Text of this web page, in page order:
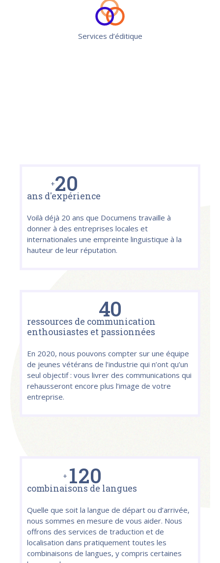
Services d’éditique
+20
ans d'expérience
Voilà déjà 20 ans que Documens travaille à
donner à des entreprises locales et
internationales une empreinte linguistique à la
hauteur de leur réputation.
40
ressources de communication
enthousiastes et passionnées
En 2020, nous pouvons compter sur une équipe
de jeunes vétérans de l’industrie qui n’ont qu’un
seul objectif : vous livrer des communications qui
rehausseront encore plus l’image de votre
entreprise.
+ 120
combinaisons de langues
Quelle que soit la langue de départ ou d’arrivée,
nous sommes en mesure de vous aider. Nous
offrons des services de traduction et de
localisation dans pratiquement toutes les
combinaisons de langues, y compris certaines